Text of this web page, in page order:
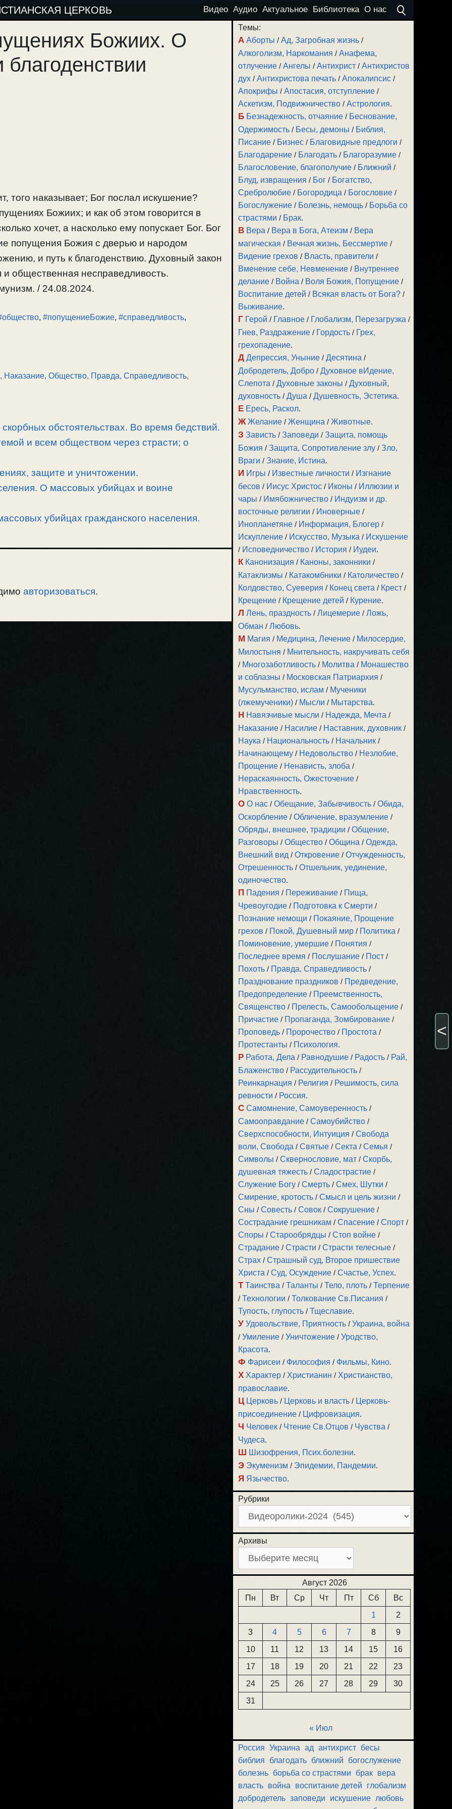
ЦЕРКОВЬ Видео Аудио Актуальное Библиотека О нас
Божиих. О
того наказывает; Бог послал искушение?
Божиих; и как об этом говорится в
хочет, а насколько ему попускает Бог. Бог
попущения Божия с дверью и народом
и путь к благоденствию. Духовный закон
общественная несправедливость.
/ 24.08.2024.
, #попущениеБожие, #справедливость,
, Наказание, Общество, Правда, Справедливость,
обстоятельствах. Во время бедствий.
и всем обществом через страсти; о
защите и уничтожении.
О массовых убийцах и воине
убийцах гражданского населения.
авторизоваться.
Темы:
А Аборты /Ад, Загробная жизнь /
Алкоголизм, Наркомания /Анафема,
отлучение /Ангелы /Антихрист /Антихристов
дух /Антихристова печать /Апокалипсис /
Апокрифы /Апостасия, отступление /
Аскетизм, Подвижничество /Астрология.
Б Безнадежность, отчаяние / Беснование,
Одержимость / Бесы, демоны / Библия,
Писание / Бизнес / Благовидные предлоги /
Благодарение / Благодать / Благоразумие /
Благословение, благополучие / Ближний /
Блуд, извращения / Бог / Богатство,
Сребролюбие / Богородица / Богословие /
Богослужение / Болезнь, немощь / Борьба со
страстями / Брак.
В Вера / Вера в Бога, Атеизм / Вера
магическая / Вечная жизнь, Бессмертие /
Видение грехов / Власть, правители /
Вменение себе, Невменение / Внутреннее
делание / Война / Воля Божия, Попущение /
Воспитание детей / Всякая власть от Бога? /
Выживание.
Г Герой / Главное / Глобализм, Перезагрузка /
Гнев, Раздражение / Гордость / Грех,
грехопадение.
Д Депрессия, Уныние /Десятина /
Добродетель, Добро /Духовное вИдение,
Слепота /Духовные законы /Духовный,
духовность /Душа /Душевность, Эстетика.
Е Ересь, Раскол.
Ж Желание /Женщина /Животные.
З Зависть /Заповеди /Защита, помощь
Божия /Защита, Сопротивление злу /Зло,
Враги /Знание, Истина.
И Игры / Известные личности / Изгнание
бесов / Иисус Христос / Иконы / Иллюзии и
чары / Имябожничество / Индуизм и др.
восточные религии / Иноверные /
Инопланетяне / Информация, Блогер /
Искупление / Искусство, Музыка / Искушение
/ Исповедничество / История / Иудеи.
К Канонизация / Каноны, законники /
Катаклизмы / Катакомбники / Католичество /
Колдовство, Суеверия / Конец света / Крест /
Крещение / Крещение детей / Курение.
Л Лень, праздность /Лицемерие /Ложь,
Обман /Любовь.
М Магия / Медицина, Лечение / Милосердие,
Милостыня / Мнительность, накручивать себя
/ Многозаботливость / Молитва / Монашество
и соблазны / Московская Патриархия /
Мусульманство, ислам / Мученики
(лжемученики) / Мысли / Мытарства.
Н Навязчивые мысли / Надежда, Мечта /
Наказание / Насилие / Наставник, духовник /
Наука / Национальность / Начальник /
Начинающему / Недовольство / Незлобие,
Прощение / Ненависть, злоба /
Нераскаянность, Ожесточение /
Нравственность.
О О нас /Обещание, Забывчивость /Обида,
Оскорбление /Обличение, вразумление /
Обряды, внешнее, традиции /Общение,
Разговоры /Общество /Община /Одежда,
Внешний вид /Откровение /Отчужденность,
Отрешенность /Отшельник, уединение,
одиночество.
П Падения / Переживание / Пища,
Чревоугодие / Подготовка к Смерти /
Познание немощи / Покаяние, Прощение
грехов / Покой, Душевный мир / Политика /
Поминовение, умершие / Понятия /
Последнее время / Послушание / Пост /
Похоть / Правда, Справедливость /
Празднование праздников / Предведение,
Предопределение / Преемственность,
Священство / Прелесть, Самообольщение /
Причастие / Пропаганда, Зомбирование /
Проповедь / Пророчество / Простота /
Протестанты / Психология.
Р Работа, Дела / Равнодушие / Радость / Рай,
Блаженство / Рассудительность /
Реинкарнация / Религия / Решимость, сила
ревности / Россия.
С Самомнение, Самоуверенность /
Самооправдание /Самоубийство /
Сверхспособности, Интуиция /Свобода
воли, Свобода /Святые /Секта /Семья /
Символы /Сквернословие, мат /Скорбь,
душевная тяжесть /Сладострастие /
Служение Богу /Смерть /Смех, Шутки /
Смирение, кротость /Смысл и цель жизни /
Сны /Совесть /Совок /Сокрушение /
Сострадание грешникам /Спасение /Спорт /
Споры /Старообрядцы /Стоп войне /
Страдание /Страсти /Страсти телесные /
Страх /Страшный суд, Второе пришествие
Христа /Суд, Осуждение /Счастье, Успех.
Т Таинства /Таланты /Тело, плоть /Терпение
/Технологии /Толкование Св.Писания /
Тупость, глупость /Тщеславие.
У Удовольствие, Приятность /Украина, война
/Умиление /Уничтожение /Уродство,
Красота.
Ф Фарисеи / Философия / Фильмы, Кино.
Х Характер / Христианин / Христианство,
православие.
Ц Церковь / Церковь и власть / Церковь-
присоединение / Цифровизация.
Ч Человек / Чтение Св.Отцов / Чувства /
Чудеса.
Ш Шизофрения, Псих.болезни.
Э Экуменизм / Эпидемии, Пандемии.
Я Язычество.
Рубрики
Архивы
Август 2026
Пн
Вт Ср Чт Пт Сб
Вс
1
2
3
4 5 6 7 8
9
10
11 12 13 14 15
16
17
18 19 20 21 22
23
24
25 26 27 28 29
30
31
« Июл
Россия Украина ад антихрист бесы
библия
благодать ближний
богослужение
болезнь борьба со страстями брак вера
власть война воспитание детей
глобализм
добродетель заповеди искушение любовь
<